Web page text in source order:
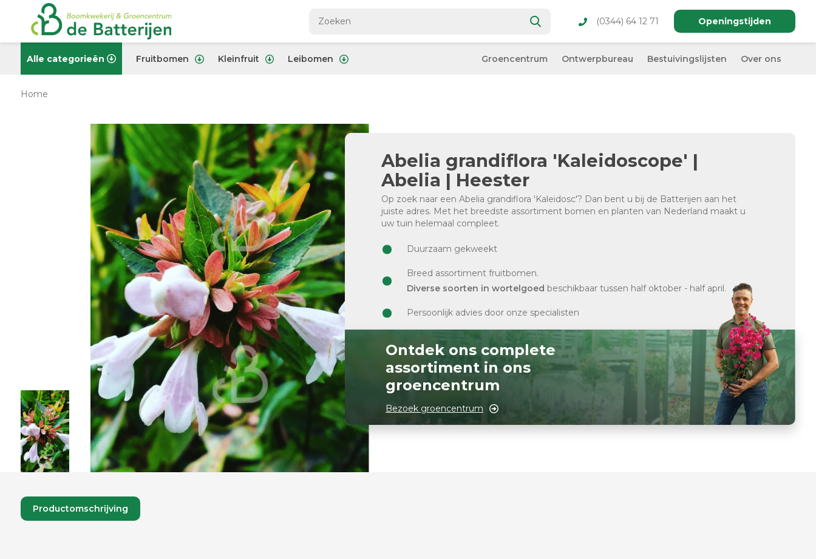
(0344) 64 12 71 Openingstijden
Alle categorieën Fruitbomen Kleinfruit Leibomen Groencentrum Ontwerpbureau Bestuivingslijsten Over ons
Home
Abelia grandiflora 'Kaleidoscope' |
Abelia | Heester
Op zoek naar een Abelia grandiflora 'Kaleidosc'? Dan bent u bij de Batterijen aan het
juiste adres. Met het breedste assortiment bomen en planten van Nederland maakt u
uw tuin helemaal compleet.
Duurzaam gekweekt
Breed assortiment fruitbomen.
Diverse soorten in wortelgoed beschikbaar tussen half oktober - half april.
Persoonlijk advies door onze specialisten
Ontdek ons complete
assortiment in ons
groencentrum
Bezoek groencentrum
Productomschrijving